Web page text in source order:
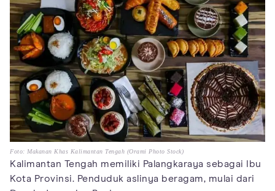
Foto: Makanan Khas Kalimantan Tengah (Orami Photo Stock)
Kalimantan Tengah memiliki Palangkaraya sebagai Ibu
Kota Provinsi. Penduduk aslinya beragam, mulai dari